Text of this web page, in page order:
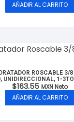
AÑADIR AL CARRITO
ROSCABLE 3/
UNIDIRECCIONAL, 1-
MODELO: CX-FDR3/8-3T
$163.55 MXN Neto
AÑADIR AL CARRITO